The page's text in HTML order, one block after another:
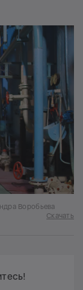
Воробьева
Скачать